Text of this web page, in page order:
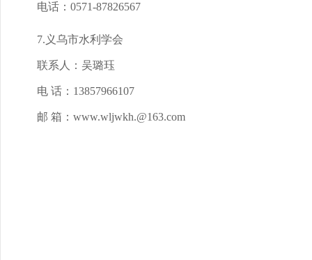
电话：0571-87826567
7.义乌市水利学会
联系人：吴璐珏
电 话：13857966107
邮 箱：www.wljwkh.@163.com